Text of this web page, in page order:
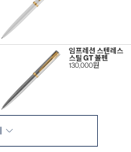
임프레션 스텐레스
스틸 GT 볼펜
130,000원